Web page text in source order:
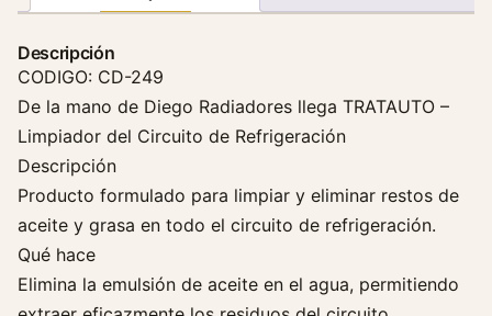
s
n
t
e
D
e
C
i
r
c
Descripción
CODIGO: CD-249
De la mano de Diego Radiadores llega TRATAUTO –
Limpiador del Circuito de Refrigeración
Descripción
Producto formulado para limpiar y eliminar restos de
aceite y grasa en todo el circuito de refrigeración.
Qué hace
Elimina la emulsión de aceite en el agua, permitiendo